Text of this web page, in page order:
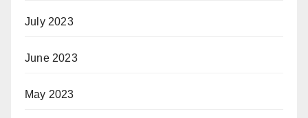
July 2023
June 2023
May 2023